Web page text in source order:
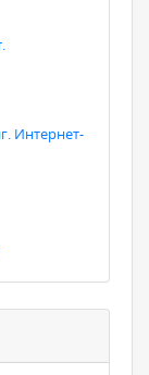
Интернет-